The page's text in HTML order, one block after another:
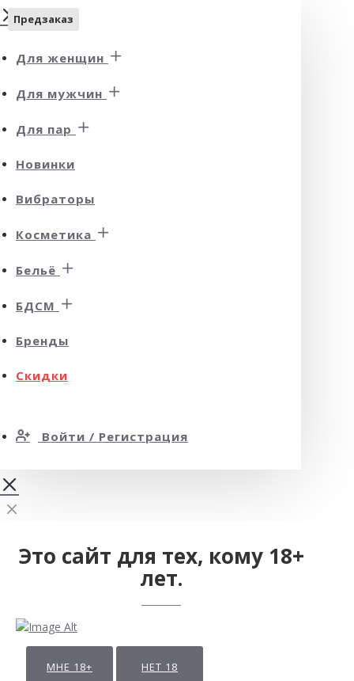
Для женщин
Для мужчин
Для пар
Новинки
Вибраторы
Косметика
Бельё
БДСМ
Бренды
Скидки
Войти / Регистрация
Это сайт для тех, кому 18+
лет.
МНЕ 18+ НЕТ 18
Предзаказ